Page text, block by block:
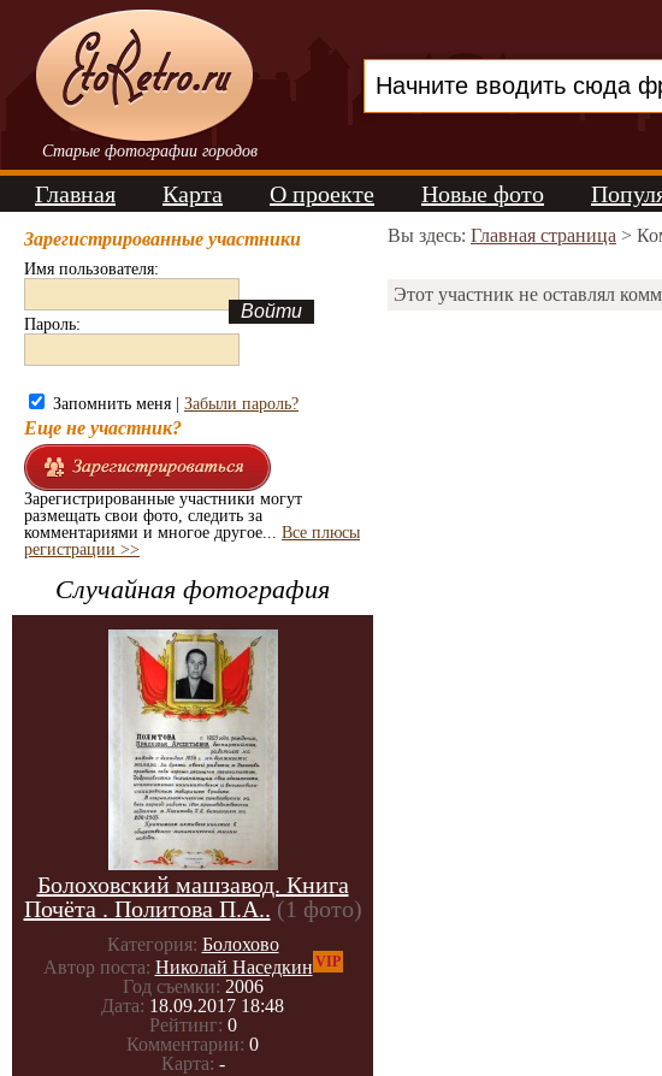
Старые фотографии городов
Главная Карта О проекте Новые фото
Зарегистрированные участники
Имя пользователя:
Пароль:
Запомнить меня | Забыли пароль?
Еще не участник?
Зарегистрированные участники могут
размещать свои фото, следить за
комментариями и многое другое... Все плюсы
регистрации >>
Случайная фотография
Болоховский машзавод. Книга
Почёта . Политова П.А.. (1 фото)
Категория: Болохово
Автор поста: Николай Наседкин VIP
Год съемки: 2006
Дата: 18.09.2017 18:48
Рейтинг: 0
Комментарии: 0
Карта: -
Вы здесь: Главная страница >
Этот участник не оставлял